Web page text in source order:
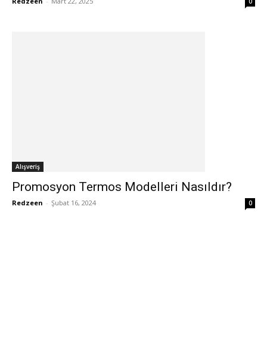
Alışveriş
Promosyon Termos Modelleri Nasıldır?
Redzeen - Şubat 16, 2024 0